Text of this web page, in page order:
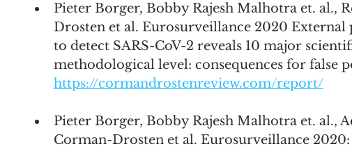
Pieter Borger, Bobby Rajesh Malhotra et. al.,
Drosten et al. Eurosurveillance 2020 External
to detect SARS-CoV-2 reveals 10 major
methodological level: consequences for false
https://cormandrostenreview.com/report/
Pieter Borger, Bobby Rajesh Malhotra et. al.,
Corman-Drosten et al. Eurosurveillance